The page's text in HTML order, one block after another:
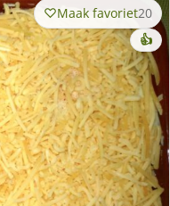
Maak favoriet20
👍